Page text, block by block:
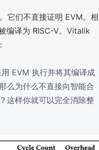
它们不直接证明 EVM。相
编译为 RISC-V。Vitalik
EVM 执行并将其编译成
么为什么不直接向智能合
这样你就可以完全消除整